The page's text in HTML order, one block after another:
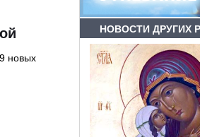
новых
НОВОСТИ ДРУГИХ